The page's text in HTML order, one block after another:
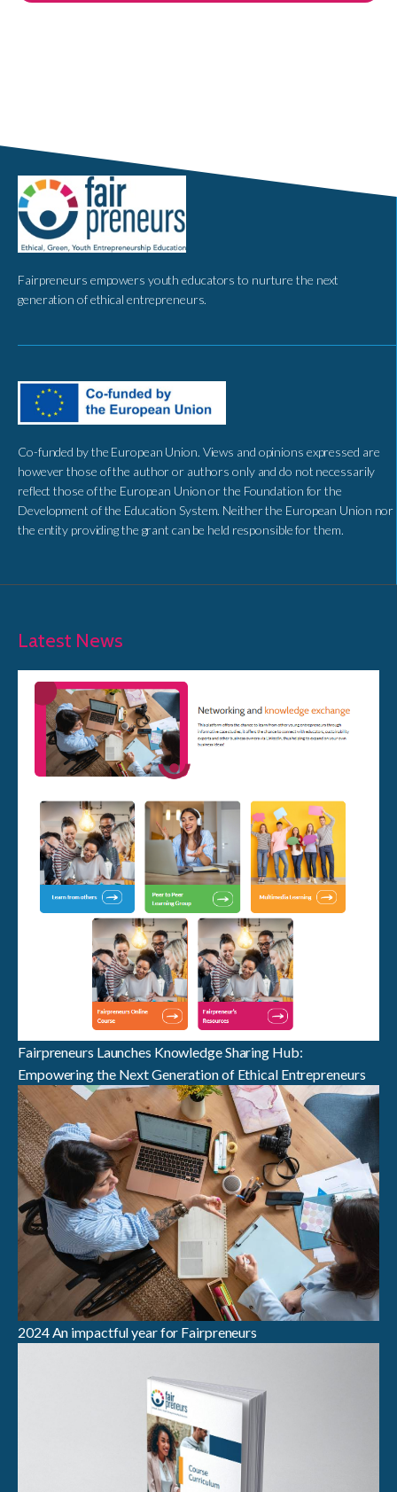
Fairpreneurs empowers youth educators to nurture the next
generation of ethical entrepreneurs.
Co-funded by the European Union. Views and opinions expressed are
however those of the author or authors only and do not necessarily
reflect those of the European Union or the Foundation for the
Development of the Education System. Neither the European Union nor
the entity providing the grant can be held responsible for them.
Latest News
Fairpreneurs Launches Knowledge Sharing Hub:
Empowering the Next Generation of Ethical Entrepreneurs
2024 An impactful year for Fairpreneurs